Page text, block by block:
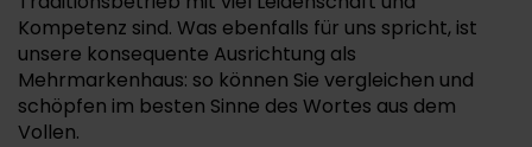
Kompetenz sind. Was ebenfalls für uns spricht, ist
unsere konsequente Ausrichtung als
Mehrmarkenhaus: so können Sie vergleichen und
schöpfen im besten Sinne des Wortes aus dem
Vollen.